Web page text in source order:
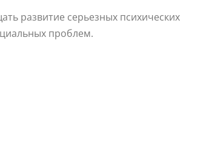
развитие серьезных психических
проблем.